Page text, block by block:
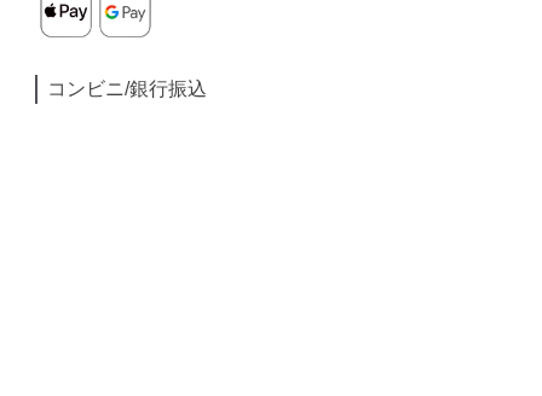
コンビニ/銀行振込